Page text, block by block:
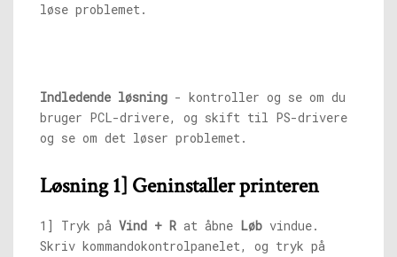
løse problemet.
Indledende løsning - kontroller og se om du
bruger PCL-drivere, og skift til PS-drivere
og se om det løser problemet.
Løsning 1] Geninstaller printeren
1] Tryk på Vind + R at åbne Løb vindue.
Skriv kommandokontrolpanelet, og tryk på